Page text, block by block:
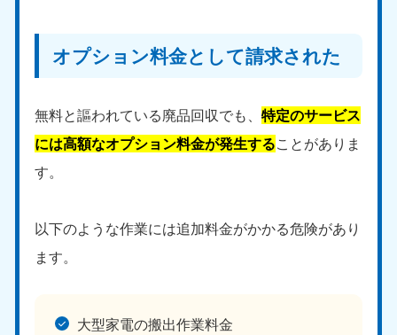
オプション料金として請求された
無料と謳われている廃品回収でも、特定のサービス
には高額なオプション料金が発生することがありま
す。
以下のような作業には追加料金がかかる危険があり
ます。
大型家電の搬出作業料金
050-1880-9896
9:00〜19:00 年中無休 9:00〜19:00 年中無休
福岡県
050-1880-9895
佐賀県
050-1880-9894
050-1880-9891
9:00〜19:00 年中無休
050-1880-9889
9:00〜19:00 年中無休
9:00〜19:00 年中無休 9:00〜19:00 年中無休